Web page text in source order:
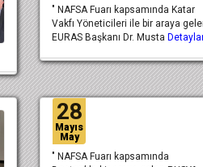
" NAFSA Fuarı kapsamında Katar
Vakfı Yöneticileri ile bir araya
EURAS Başkanı Dr. Musta
28
Mayıs
May
" NAFSA Fuarı kapsamında